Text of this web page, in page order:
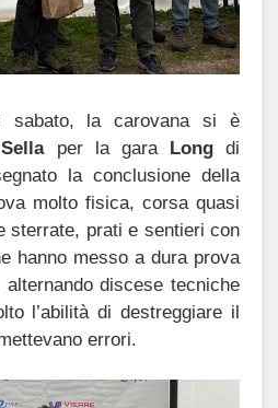
sabato, la carovana si è
per la gara Longdi
la conclusione della
molto fisica, corsa quasi
sterrate, prati e sentieri con
hanno messo a dura prova
discese tecniche
l’abilità di destreggiare il
errori.